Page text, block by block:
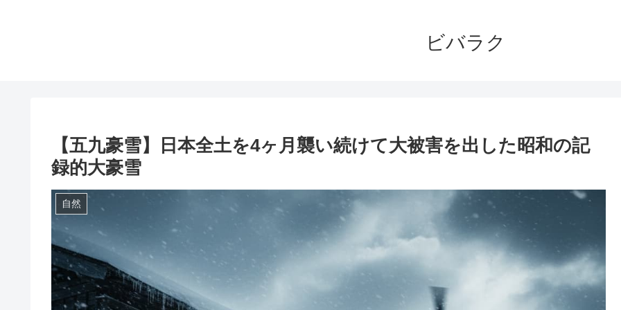
ビバラク
【五九豪雪】日本全土を4ヶ月襲い続けて大被害を出した昭和の記
録的大豪雪
自然